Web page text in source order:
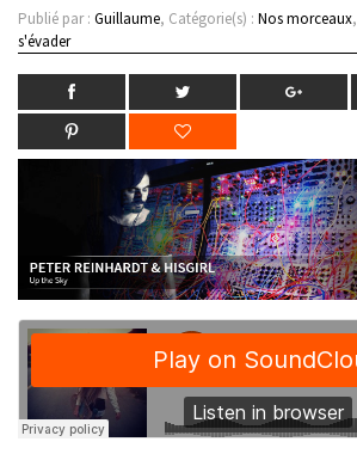
Publié par : Guillaume, Catégorie(s) : Nos morceaux,
s'évader